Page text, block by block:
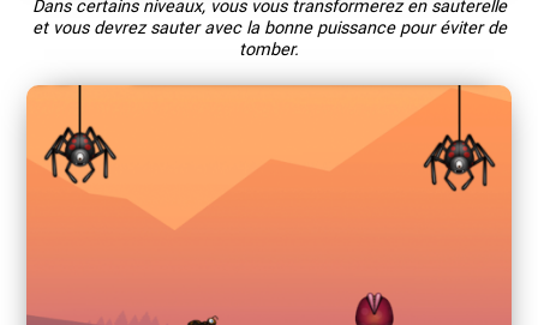
Dans certains niveaux, vous vous transformerez en sauterelle
et vous devrez sauter avec la bonne puissance pour éviter de
tomber.